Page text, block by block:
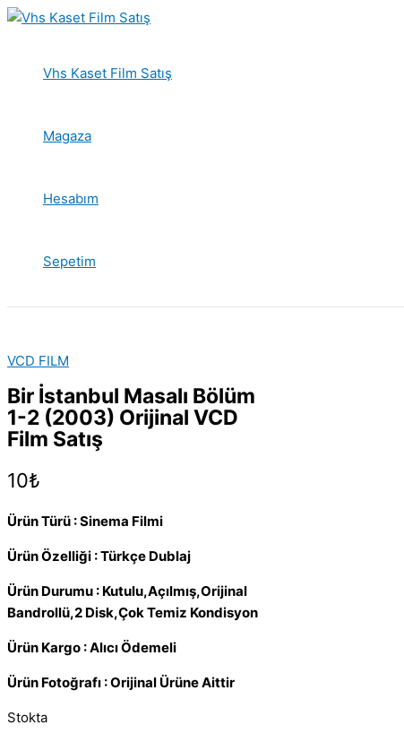
İçeriğe
Vhs Kaset Film Satış
Magaza
Hesabım
Sepetim
VCD FILM
Bir İstanbul Masalı Bölüm
1-2 (2003) Orijinal VCD
Film Satış
10₺
Ürün Türü : Sinema Filmi
Ürün Özelliği : Türkçe Dublaj
Ürün Durumu : Kutulu,Açılmış,Orijinal
Bandrollü,2 Disk,Çok Temiz Kondisyon
Ürün Kargo : Alıcı Ödemeli
Ürün Fotoğrafı : Orijinal Ürüne Aittir
Stokta